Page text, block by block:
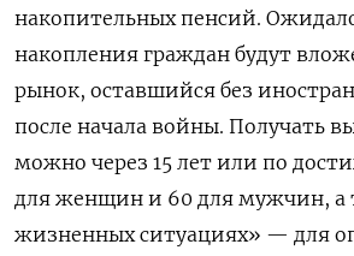
накопительных пенсий.
накопления граждан будут
рынок, оставшийся без
после начала войны. Получать
можно через 15 лет или по
для женщин и 60 для мужчин, а
жизненных ситуациях» — для